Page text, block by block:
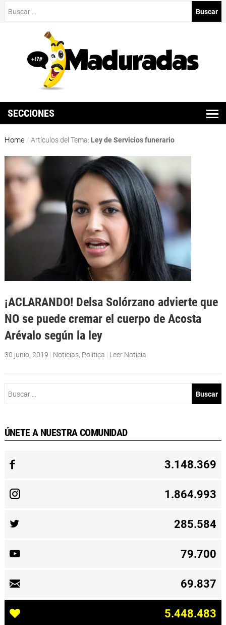
SECCIONES
Home / Artículos del Tema: Ley de Servicios funerario
¡ACLARANDO! Delsa Solórzano advierte que
NO se puede cremar el cuerpo de Acosta
Arévalo según la ley
30 junio, 2019 | Noticias, Política | Leer Noticia
ÚNETE A NUESTRA COMUNIDAD
3.148.369
1.864.993
285.584
79.700
69.837
5.448.483